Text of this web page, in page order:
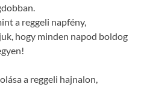
a reggeli napfény,
hogy minden napod boldog
a reggeli hajnalon,